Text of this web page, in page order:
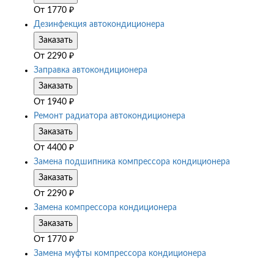
От 1770 ₽
Дезинфекция автокондиционера
Заказать
От 2290 ₽
Заправка автокондиционера
Заказать
От 1940 ₽
Ремонт радиатора автокондиционера
Заказать
От 4400 ₽
Замена подшипника компрессора кондиционера
Заказать
От 2290 ₽
Замена компрессора кондиционера
Заказать
От 1770 ₽
Замена муфты компрессора кондиционера